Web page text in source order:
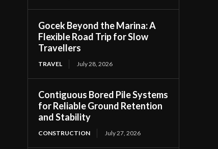
Gocek Beyond the Marina: A
Flexible Road Trip for Slow
Travellers
TRAVEL July 28, 2026
Contiguous Bored Pile Systems
for Reliable Ground Retention
and Stability
CONSTRUCTION July 27, 2026